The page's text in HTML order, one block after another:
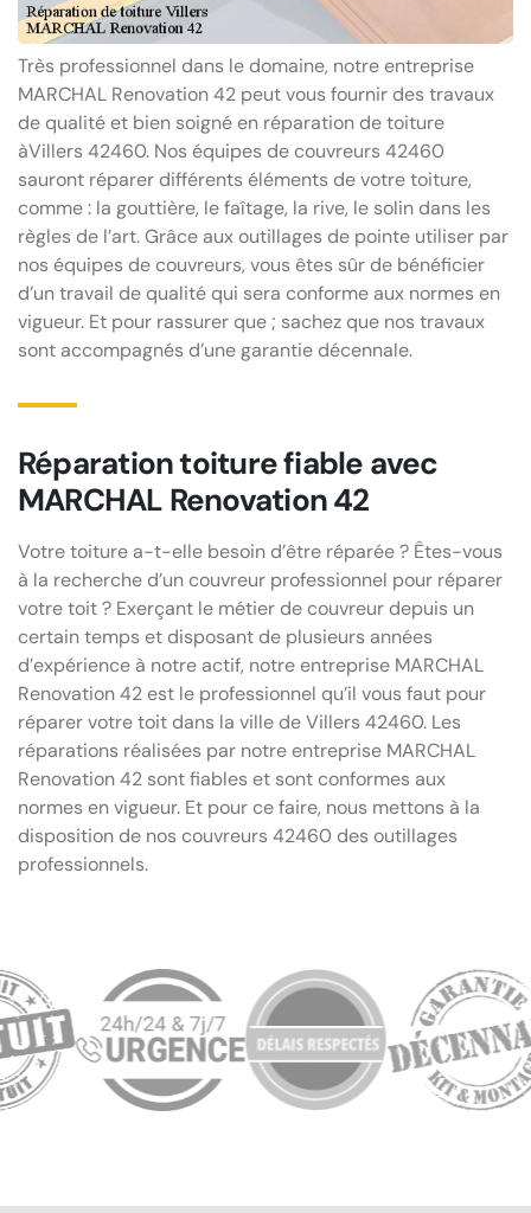
Très professionnel dans le domaine, notre entreprise
MARCHAL Renovation 42 peut vous fournir des travaux
de qualité et bien soigné en réparation de toiture
àVillers 42460. Nos équipes de couvreurs 42460
sauront réparer différents éléments de votre toiture,
comme : la gouttière, le faîtage, la rive, le solin dans les
règles de l’art. Grâce aux outillages de pointe utiliser par
nos équipes de couvreurs, vous êtes sûr de bénéficier
d’un travail de qualité qui sera conforme aux normes en
vigueur. Et pour rassurer que ; sachez que nos travaux
sont accompagnés d’une garantie décennale.
Réparation toiture fiable avec
MARCHAL Renovation 42
Votre toiture a-t-elle besoin d’être réparée ? Êtes-vous
à la recherche d’un couvreur professionnel pour réparer
votre toit ? Exerçant le métier de couvreur depuis un
certain temps et disposant de plusieurs années
d’expérience à notre actif, notre entreprise MARCHAL
Renovation 42 est le professionnel qu’il vous faut pour
réparer votre toit dans la ville de Villers 42460. Les
réparations réalisées par notre entreprise MARCHAL
Renovation 42 sont fiables et sont conformes aux
normes en vigueur. Et pour ce faire, nous mettons à la
disposition de nos couvreurs 42460 des outillages
professionnels.